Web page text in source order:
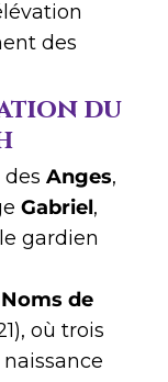
des
du
Anges,
Gabriel,
gardien
de
où trois